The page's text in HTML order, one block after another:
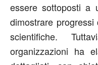
essere sottoposti a
dimostrare
scientifiche.
organizzazioni ha